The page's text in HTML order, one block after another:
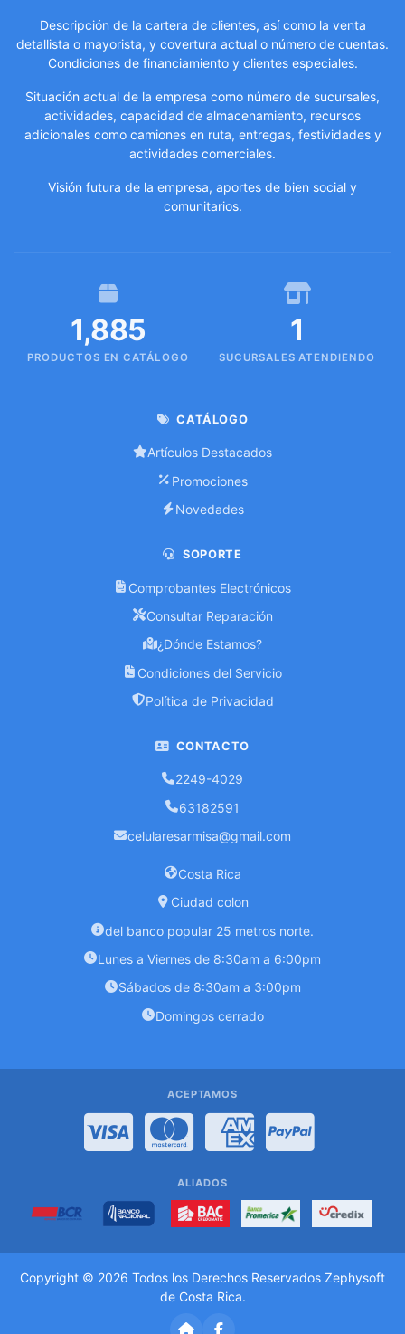
Descripción de la cartera de clientes, así como la venta
detallista o mayorista, y covertura actual o número de cuentas.
Condiciones de financiamiento y clientes especiales.
Situación actual de la empresa como número de sucursales,
actividades, capacidad de almacenamiento, recursos
adicionales como camiones en ruta, entregas, festividades y
actividades comerciales.
Visión futura de la empresa, aportes de bien social y
comunitarios.
1,885
PRODUCTOS EN CATÁLOGO
1
SUCURSALES ATENDIENDO
CATÁLOGO
Artículos Destacados
Promociones
Novedades
SOPORTE
Comprobantes Electrónicos
Consultar Reparación
¿Dónde Estamos?
Condiciones del Servicio
Política de Privacidad
CONTACTO
2249-4029
63182591
celularesarmisa@gmail.com
Costa Rica
Ciudad colon
del banco popular 25 metros norte.
Lunes a Viernes de 8:30am a 6:00pm
Sábados de 8:30am a 3:00pm
Domingos cerrado
ACEPTAMOS
Visa MasterCardAmerican Express
ALIADOS
Copyright © 2026 Todos los Derechos Reservados Zephysoft
de Costa Rica.